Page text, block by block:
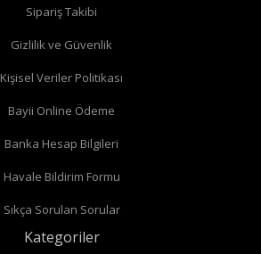
Sipariş Takibi
Gizlilik ve Güvenlik
Kişisel Veriler Politikası
Bayii Online Ödeme
Banka Hesap Bilgileri
Havale Bildirim Formu
Sıkça Sorulan Sorular
Kategoriler